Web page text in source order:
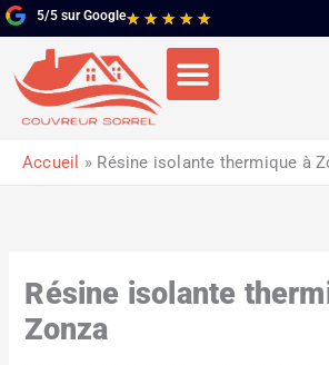
Aller
au
contenu
5/5 sur Google★ ★ ★ ★ ★Noté
5
5
Accueil Résine isolante thermique à
Résine isolante
Zonza